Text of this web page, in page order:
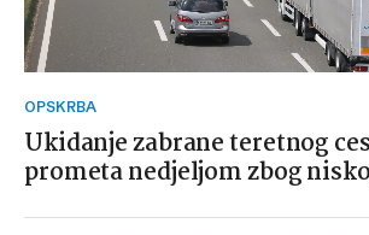
OPSKRBA
Ukidanje zabrane teretnog
prometa nedjeljom zbog